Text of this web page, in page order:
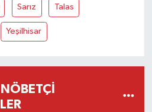
Sarız Talas
Yeşilhisar